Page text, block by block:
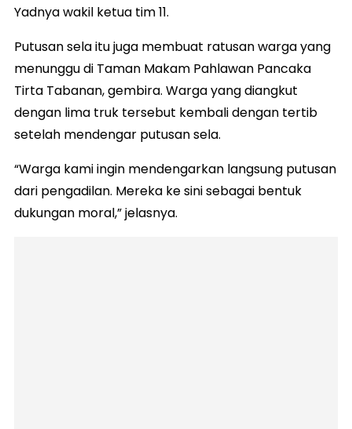
Yadnya wakil ketua tim 11.
Putusan sela itu juga membuat ratusan warga yang
menunggu di Taman Makam Pahlawan Pancaka
Tirta Tabanan, gembira. Warga yang diangkut
dengan lima truk tersebut kembali dengan tertib
setelah mendengar putusan sela.
“Warga kami ingin mendengarkan langsung putusan
dari pengadilan. Mereka ke sini sebagai bentuk
dukungan moral,” jelasnya.